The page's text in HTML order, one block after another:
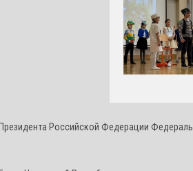
Российской Федерации